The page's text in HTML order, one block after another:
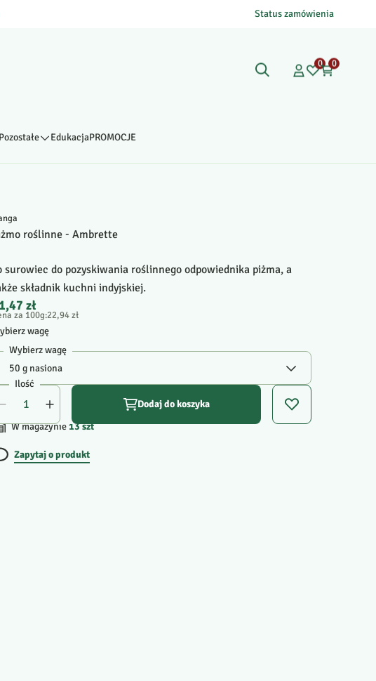
Status zamówienia
0 0
Pozostałe EdukacjaPROMOCJE
roślinne - Ambrette
surowiec do pozyskiwania roślinnego odpowiednika piżma, a
składnik kuchni indyjskiej.
zł
za 100g:22,94 zł
wagę
Wybierz wagę
Ilość
Dodaj do koszyka
W magazynie13szt
Zapytaj o produkt